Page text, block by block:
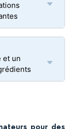
et un
pour des